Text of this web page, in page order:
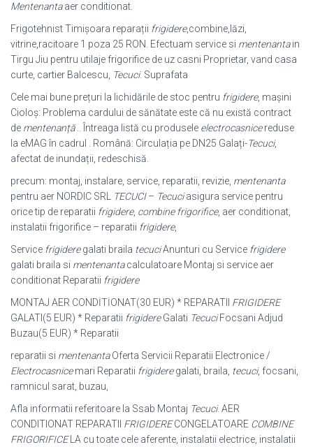
Mentenantaaer conditionat.
Frigotehnist Timișoara reparații frigidere,combine,lăzi,
vitrine,racitoare 1 poza 25 RON. Efectuam service si mentenantain
Tirgu Jiu pentru utilaje frigorifice de uz casni Proprietar, vand casa
curte, cartier Balcescu, Tecuci. Suprafata
Cele mai bune prețuri la lichidările de stoc pentru frigidere, mașini
Cioloş: Problema cardului de sănătate este că nu există contract
de mentenanță.. Întreaga listă cu produsele electrocasnicereduse
la eMAG în cadrul . Română: Circulația pe DN25 Galați-Tecuci,
afectat de inundații, redeschisă.
precum: montaj, instalare, service, reparatii, revizie, mentenanta
pentru aer NORDIC SRL
TECUCI– Tecuciasigura service pentru
orice tip de reparatii frigidere, combine frigorifice, aer conditionat,
instalatii frigorifice – reparatii frigidere,
Service frigideregalati braila tecuciAnunturi cu Service frigidere
galati braila si mentenantacalculatoare Montaj si service aer
conditionat Reparatii frigidere
MONTAJ AER CONDİTİONAT(30 EUR) * REPARATII FRIGIDERE
GALATI(5 EUR) * Reparatii frigidereGalati TecuciFocsani Adjud
Buzau(5 EUR) * Reparatii
reparatii si mentenantaOferta Servicii Reparatii Electronice /
Electrocasnicemari Reparatii frigideregalati, braila, tecuci, focsani,
ramnicul sarat, buzau,
Afla informatii referitoare la Ssab Montaj Tecuci. AER
CONDITIONAT REPARATII FRIGIDERECONGELATOARE COMBINE
FRIGORIFICELA cu toate cele aferente, instalatii electrice, instalatii